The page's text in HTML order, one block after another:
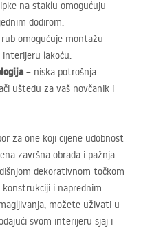
na staklu omogućuju
dodirom.
omogućuje montažu
lakoću.
– niska potrošnja
uštedu za vaš novčanik i
za one koji cijene udobnost
završna obrada i pažnja
dekorativnom točkom
konstrukciji i naprednim
možete uživati u
svom interijeru sjaj i